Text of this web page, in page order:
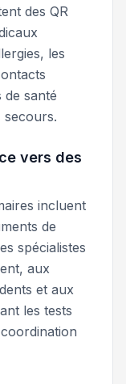
des QR
les
santé
secours.
vers des
incluent
de
spécialistes
aux
et aux
les tests